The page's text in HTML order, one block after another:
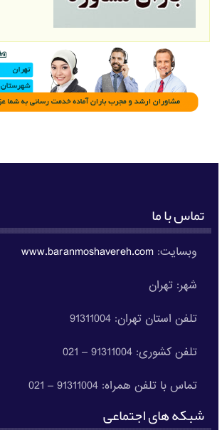
تماس با ما
وبسایت:www.baranmoshavereh.com
شهر: تهران
تلفن استان تهران: 91311004
تلفن کشوری: 91311004 – 021
تماس با تلفن همراه: 91311004 – 021
شبکه های اجتماعی